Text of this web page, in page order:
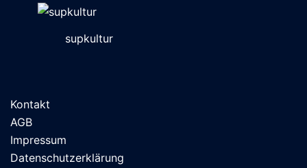
supkultur
Kontakt
AGB
Impressum
Datenschutzerklärung